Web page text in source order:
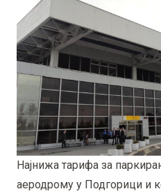
Најнижа тарифа за
аеродрому у Подгорици и